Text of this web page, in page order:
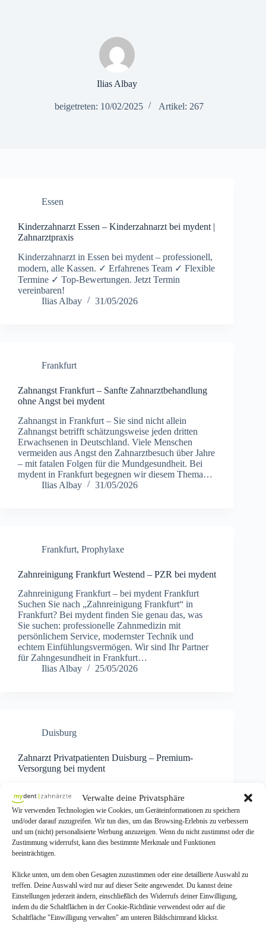
Verwalte deine Privatsphäre
Wir verwenden Technologien wie Cookies, um Geräteinformationen zu speichern
und/oder darauf zuzugreifen. Wir tun dies, um das Browsing-Erlebnis zu verbessern
und um (nicht) personalisierte Werbung anzuzeigen. Wenn du nicht zustimmst oder die
Zustimmung widerrufst, kann dies bestimmte Merkmale und Funktionen
beeinträchtigen.
Klicke unten, um dem oben Gesagten zuzustimmen oder eine detaillierte Auswahl zu
treffen. Deine Auswahl wird nur auf dieser Seite angewendet. Du kannst deine
Einstellungen jederzeit ändern, einschließlich des Widerrufs deiner Einwilligung,
indem du die Schaltflächen in der Cookie-Richtlinie verwendest oder auf die
Schaltfläche "Einwilligung verwalten" am unteren Bildschirmrand klickst.
Ilias Albay
beigetreten: 10/02/2025 Artikel: 267
Essen
Kinderzahnarzt Essen – Kinderzahnarzt bei mydent |
Zahnarztpraxis
Kinderzahnarzt in Essen bei mydent – professionell,
modern, alle Kassen. ✓ Erfahrenes Team ✓ Flexible
Termine ✓ Top-Bewertungen. Jetzt Termin
vereinbaren!
Ilias Albay
31/05/2026
Frankfurt
Zahnangst Frankfurt – Sanfte Zahnarztbehandlung
ohne Angst bei mydent
Zahnangst in Frankfurt – Sie sind nicht allein
Zahnangst betrifft schätzungsweise jeden dritten
Erwachsenen in Deutschland. Viele Menschen
vermeiden aus Angst den Zahnarztbesuch über Jahre
– mit fatalen Folgen für die Mundgesundheit. Bei
mydent in Frankfurt begegnen wir diesem Thema…
Ilias Albay
31/05/2026
Frankfurt, Prophylaxe
Zahnreinigung Frankfurt Westend – PZR bei mydent
Zahnreinigung Frankfurt – bei mydent Frankfurt
Suchen Sie nach „Zahnreinigung Frankfurt“ in
Frankfurt? Bei mydent finden Sie genau das, was
Sie suchen: professionelle Zahnmedizin mit
persönlichem Service, modernster Technik und
echtem Einfühlungsvermögen. Wir sind Ihr Partner
für Zahngesundheit in Frankfurt…
Ilias Albay
25/05/2026
Duisburg
Zahnarzt Privatpatienten Duisburg – Premium-
Versorgung bei mydent
Duisburg Als Privatpatient genießen Sie bei mydent
in Duisburg Zugang zu einem umfassenden
Leistungsspektrum, das über den Kassenstandard
hinausgeht. Wir bieten Ihnen modernste Materialien,
innovative Behandlungsmethoden und eine
persönliche Betreuung, die Ihrer Mundgesundheit in
Ilias Albay
25/05/2026